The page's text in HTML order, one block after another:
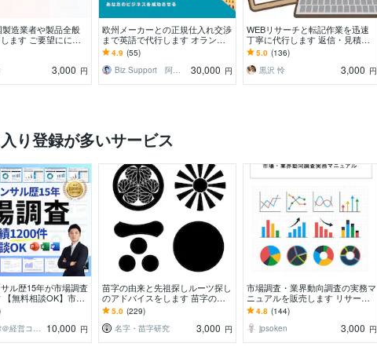
製造業者や製品全般
ます ご要望にに応
います。
3,000 円
欧州メーカーとの正規仕入れ交渉
まで英語で代行します オランダ
在住者が取引条件を直接確認
4.9 (55)
Biz Support 阿形 清治
30,000 円
WEBリサーチと転記作業を迅速
丁寧に代行します 返信・見積り
早め◎土日祝や夜も対応可
5.0 (136)
黒沢 怜
3,000 円
り登録が多いサービス
ル歴15年が市場調査
無料相談OK】市場
新規事業まで助言し
三浦賢弥＠経営コンサルタント
10,000 円
苗字の由来と先祖探しルーツ探し
のアドバイスをします 苗字の由
来やルーツを調べます！（初級
編）
5.0 (229)
名字・苗字研究
3,000 円
市場調査・業界動向調査の実務マ
ニュアルを販売します リサーチ
ャーや調査発注者の為の基本的な
スキルアップ資料です
4.8 (144)
jpsoken
3,000 円